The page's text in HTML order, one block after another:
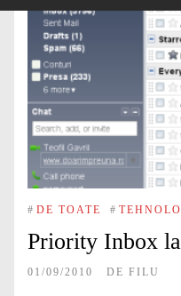
# DE TOATE #
Priority Inbox
01/09/2010 DE FILU